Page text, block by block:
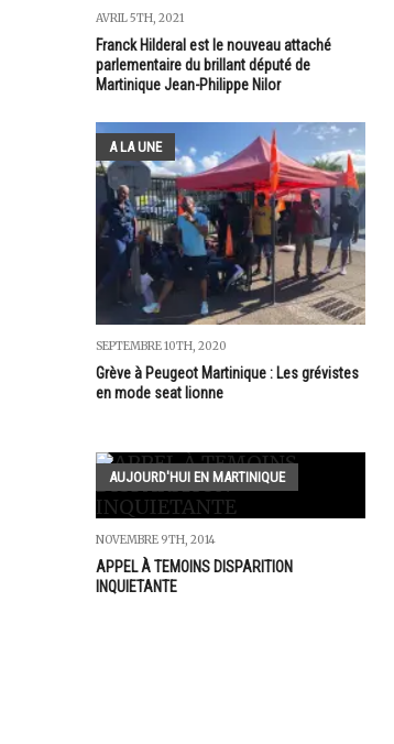
AVRIL 5TH, 2021
Franck Hilderal est le nouveau attaché
parlementaire du brillant député de
Martinique Jean-Philippe Nilor
A LA UNE
SEPTEMBRE 10TH, 2020
Grève à Peugeot Martinique : Les grévistes
en mode seat lionne
AUJOURD'HUI EN MARTINIQUE
NOVEMBRE 9TH, 2014
APPEL À TEMOINS DISPARITION
INQUIETANTE